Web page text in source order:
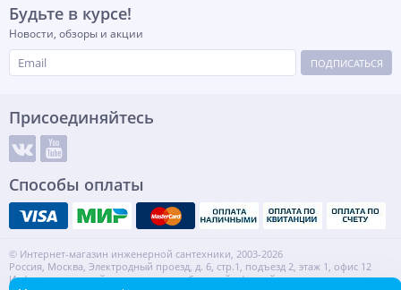
Будьте в курсе!
Новости, обзоры и акции
ПОДПИСАТЬСЯ
Присоединяйтесь
Способы оплаты
© Интернет-магазин инженерной сантехники, 2003-2026
Россия, Москва, Электродный проезд, д. 6, стр.1, подъезд 2, этаж 1, офис 12
Информация на сайте не является публичной офертой.